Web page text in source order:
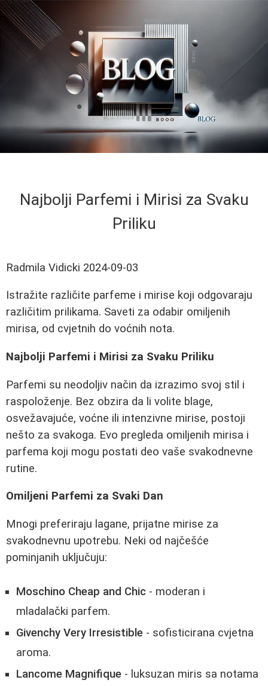
Najbolji Parfemi i Mirisi za Svaku
Priliku
Radmila Vidicki 2024-09-03
Istražite različite parfeme i mirise koji odgovaraju
različitim prilikama. Saveti za odabir omiljenih
mirisa, od cvjetnih do voćnih nota.
Najbolji Parfemi i Mirisi za Svaku Priliku
Parfemi su neodoljiv način da izrazimo svoj stil i
raspoloženje. Bez obzira da li volite blage,
osvežavajuće, voćne ili intenzivne mirise, postoji
nešto za svakoga. Evo pregleda omiljenih mirisa i
parfema koji mogu postati deo vaše svakodnevne
rutine.
Omiljeni Parfemi za Svaki Dan
Mnogi preferiraju lagane, prijatne mirise za
svakodnevnu upotrebu. Neki od najčešće
pominjanih uključuju:
Moschino Cheap and Chic - moderan i
mladalački parfem.
Givenchy Very Irresistible - sofisticirana cvjetna
aroma.
Lancome Magnifique - luksuzan miris sa notama